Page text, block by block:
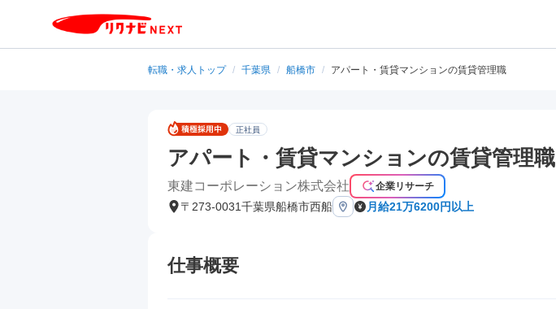
転職・求人トップ / 千葉県 / 船橋市 / アパート・賃貸マンションの賃貸管理職
正社員
アパート・賃貸マンションの賃貸管理職
東建コーポレーション株式会社 企業リサーチ
〒273-0031千葉県船橋市西船 月給21万6200円以上
仕事概要